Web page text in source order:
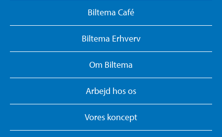
Biltema Café
Biltema Erhverv
Om Biltema
Arbejd hos os
Vores koncept